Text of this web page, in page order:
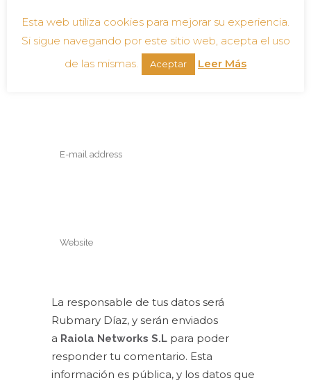
La responsable de tus datos será
Rubmary Díaz, y serán enviados
a Raiola Networks S.L para poder
responder tu comentario. Esta
información es pública, y los datos que
Esta web utiliza cookies para mejorar su experiencia.
Si sigue navegando por este sitio web, acepta el uso
de las mismas.
Aceptar Leer Más